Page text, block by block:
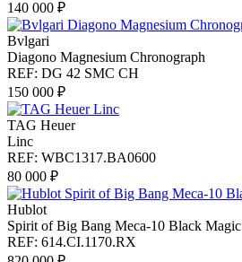
140 000 ₽
Bvlgari
Diagono Magnesium Chronograph
REF: DG 42 SMC CH
150 000 ₽
TAG Heuer
Linc
REF: WBC1317.BA0600
80 000 ₽
Hublot
Spirit of Big Bang Meca-10 Black Magic
REF: 614.CI.1170.RX